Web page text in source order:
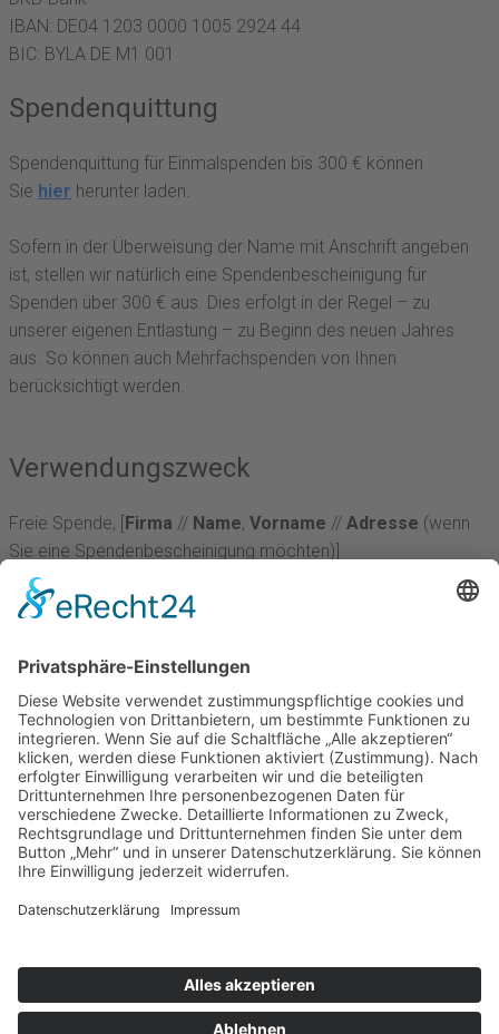
IBAN: DE04 1203 0000 1005 2924 44
BIC: BYLA DE M1 001
Spendenquittung
Spendenquittung für Einmalspenden bis 300 € können
Sie hier herunter laden.
Sofern in der Überweisung der Name mit Anschrift angeben
ist, stellen wir natürlich eine Spendenbescheinigung für
Spenden über 300 € aus. Dies erfolgt in der Regel – zu
unserer eigenen Entlastung – zu Beginn des neuen Jahres
aus. So können auch Mehrfachspenden von Ihnen
berücksichtigt werden.
Verwendungszweck
Freie Spende, [Firma // Name, Vorname // Adresse (wenn
Sie eine Spendenbescheinigung möchten)]
Zum Beispiel: Freie Spende, tolle Firma, Meyer, Elly, Adresse
Kontakt // Unser Team
Impressum
Datenschutzerklärung
Downloads
Barrierefreiheitserklärung
Kontakt // Unser Team
Barrierefreiheitserklärung